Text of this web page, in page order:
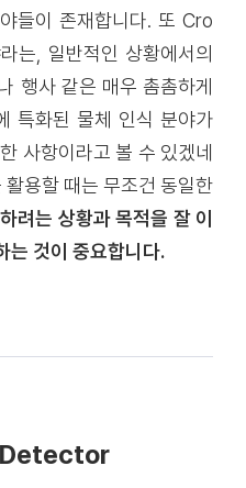
들이 존재합니다. 또 Cro
는, 일반적인 상황에서의
행사 같은 매우 촘촘하게
특화된 물체 인식 분야가
사항이라고 볼 수 있겠네
용할 때는 무조건 동일한
려는 상황과 목적을 잘 이
는 것이 중요합니다.
Detector